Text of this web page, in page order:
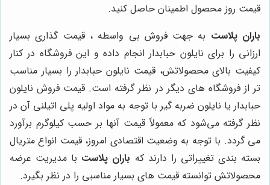
قیمت روز محصول اطمینان حاصل کنید.
باران پلاست به جهت فروش بی واسطه ، قیمت گذاری بسیار
ارزانی را برای نایلون حبابدار انجام داده و این فروشگاه در کنار
کیفیت بالای محصولاتش، قیمت نایلون حبابدار را بسیار مناسب
تر از فروشگاه های دیگر در نظر گرفته است. قیمت فروش نایلون
حبابدار یا نایلون ضربه گیر با توجه به مواد اولیه پلی اتیلنی آن در
نظر گرفته می‌شود که معمولاً قیمت آنها بر حسب کیلوگرم برآورد
می گردد. با توجه به وضعیت اقتصادی امروز، قیمت انواع متریال
بسته بندی تغییراتی را دارند که باران پلاست با مدیریت عرضه
محصولاتش توانسته قیمت‌ های بسیار مناسبی را در نظر بگیرد.